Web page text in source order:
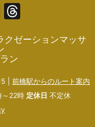
X
クゼーションマッサ
ン
| 前橋駅からのルート案内
22時 定休日 不定休